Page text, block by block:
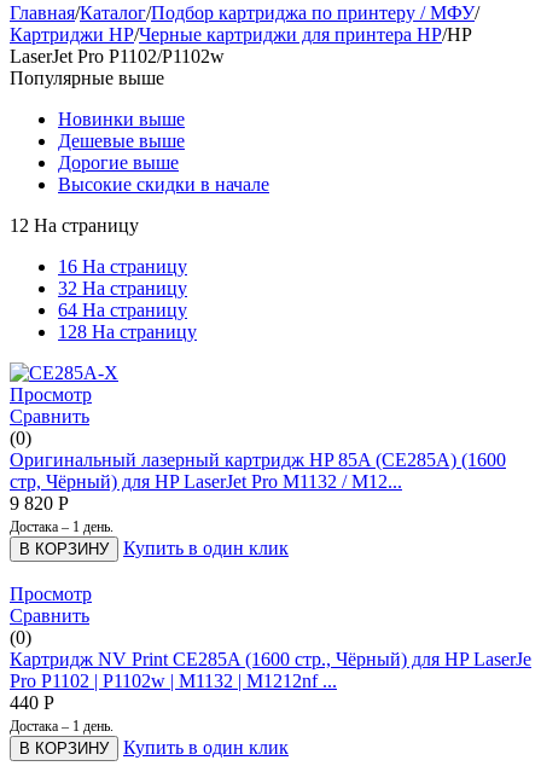
Главная/Каталог/Подбор картриджа по принтеру / МФУ/
Картриджи HP/Черные картриджи для принтера HP/HP
LaserJet Pro P1102/P1102w
Популярные выше
Новинки выше
Дешевые выше
Дорогие выше
Высокие скидки в начале
12 На страницу
16 На страницу
32 На страницу
64 На страницу
128 На страницу
Просмотр
Сравнить
(0)
Оригинальный лазерный картридж HP 85A (CE285A) (1600
стр, Чёрный) для HP LaserJet Pro M1132 / M12...
9 820 Р
Достака – 1 день.
В КОРЗИНУ Купить в один клик
Просмотр
Сравнить
(0)
Картридж NV Print CE285A (1600 стр., Чёрный) для HP LaserJe
Pro P1102 | P1102w | M1132 | M1212nf ...
440 Р
Достака – 1 день.
В КОРЗИНУ Купить в один клик